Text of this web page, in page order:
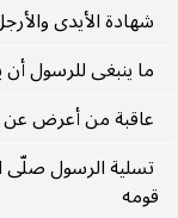
شهادة الأيدى
ما ينبغى للرسول
عاقبة من أعرض عن
تسلية الرسول صلّى
قومه
وبعد أن
رُدُّوها عَلَيَّ
على نجابتها